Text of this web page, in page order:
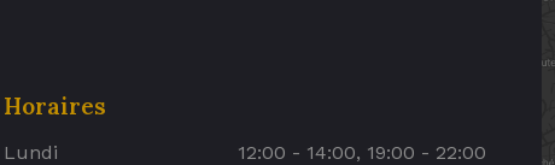
Horaires
Lundi
12:00 - 14:00, 19:00 - 22:00